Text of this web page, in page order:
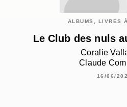
ALBUMS, LIVRES
Le Club des nuls
Coralie
Claude
16/06/